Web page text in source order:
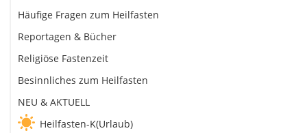
Häufige Fragen zum Heilfasten
Reportagen & Bücher
Religiöse Fastenzeit
Besinnliches zum Heilfasten
NEU & AKTUELL
Heilfasten-K(Urlaub)